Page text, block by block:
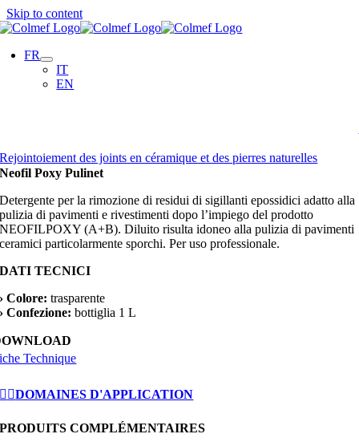
Skip to content
FR
IT
EN
Rejointoiement des joints en céramique et des pierres naturelles
Neofil Poxy Pulinet
Detergente per la rimozione di residui di sigillanti epossidici adatto alla
pulizia di pavimenti e rivestimenti dopo l’impiego del prodotto
NEOFILPOXY (A+B). Diluito risulta idoneo alla pulizia di pavimenti
ceramici particolarmente sporchi. Per uso professionale.
DATI TECNICI
› Colore:trasparente
› Confezione:bottiglia 1 L
Technique
DOMAINES D'APPLICATION
PRODUITS COMPLÉMENTAIRES